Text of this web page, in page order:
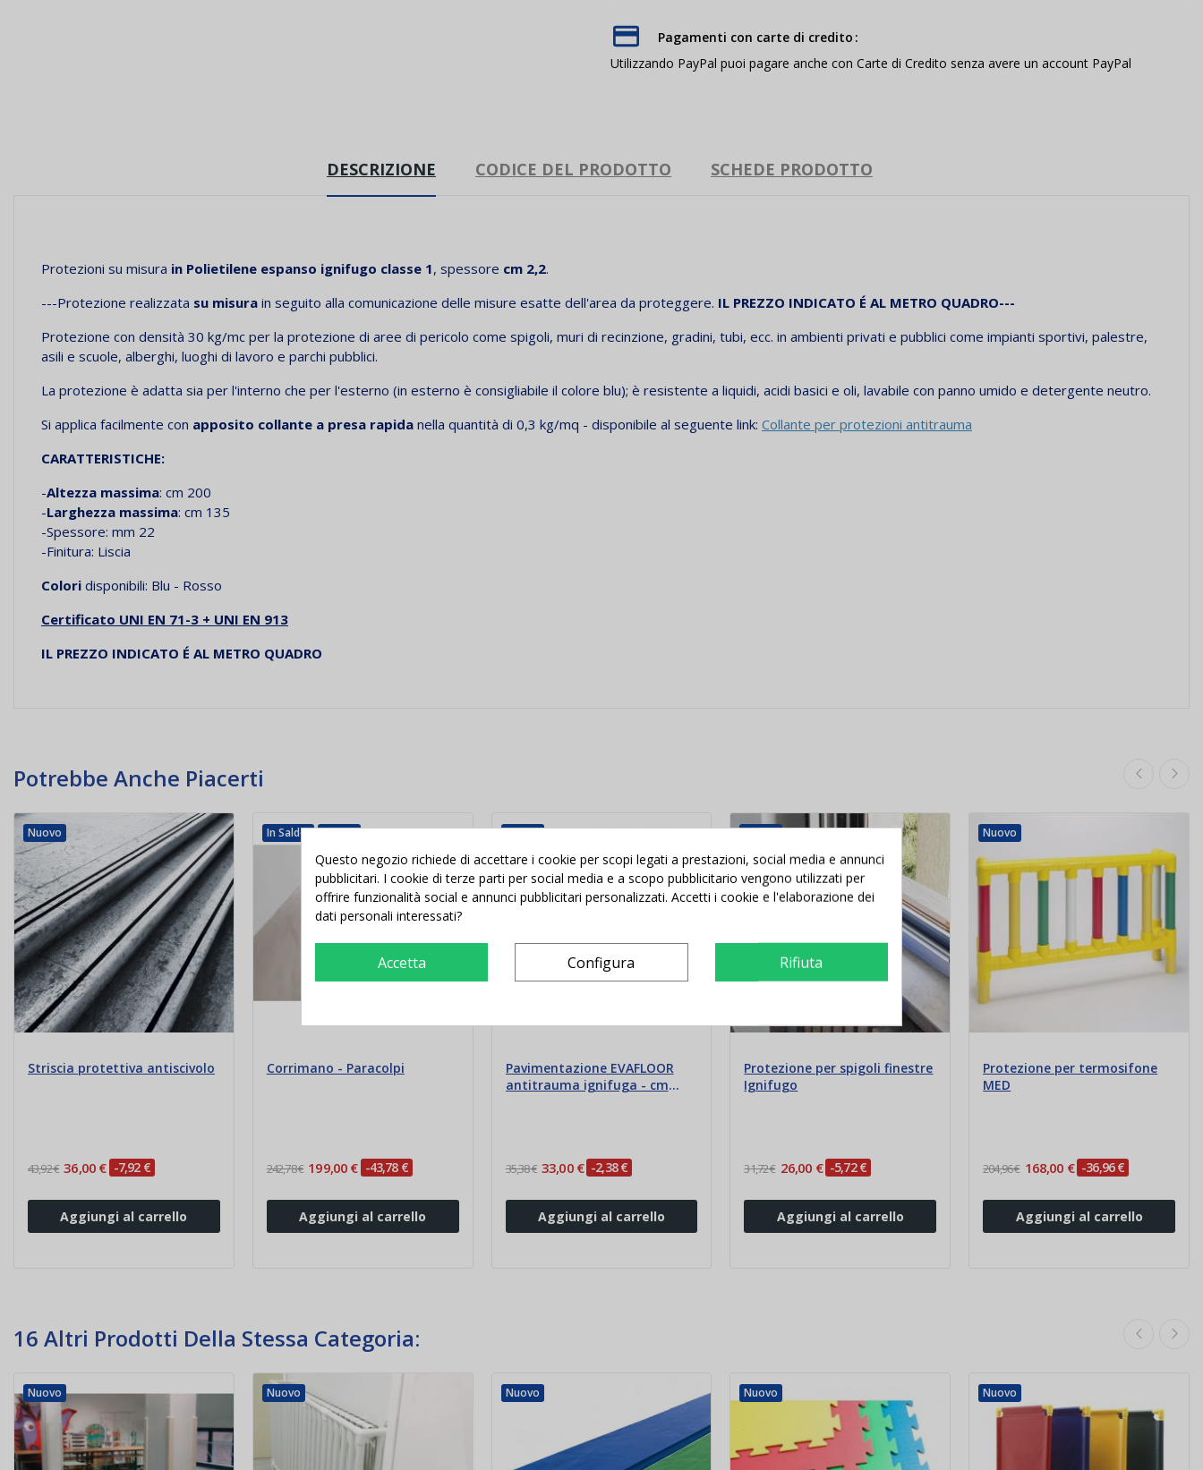
Pagamenti con carte di credito
Utilizzando PayPal puoi pagare anche con Carte di Credito senza avere un account PayPal
DESCRIZIONE CODICE DEL PRODOTTO SCHEDE PRODOTTO
Protezioni su misura in Polietilene espanso ignifugo classe 1, spessore cm 2,2.
---Protezione realizzata su misura in seguito alla comunicazione delle misure esatte dell'area da proteggere. IL PREZZO INDICATO É AL METRO QUADRO---
Protezione con densità 30 kg/mc per la protezione di aree di pericolo come spigoli, muri di recinzione, gradini, tubi, ecc. in ambienti privati e pubblici come impianti sportivi, palestre,
asili e scuole, alberghi, luoghi di lavoro e parchi pubblici.
La protezione è adatta sia per l'interno che per l'esterno (in esterno è consigliabile il colore blu); è resistente a liquidi, acidi basici e oli, lavabile con panno umido e detergente neutro.
Si applica facilmente con apposito collante a presa rapida nella quantità di 0,3 kg/mq - disponibile al seguente link: Collante per protezioni antitrauma
CARATTERISTICHE:
-Altezza massima: cm 200
-Larghezza massima: cm 135
-Spessore: mm 22
-Finitura: Liscia
Colori disponibili: Blu - Rosso
Certificato UNI EN 71-3 + UNI EN 913
IL PREZZO INDICATO É AL METRO QUADRO
Potrebbe Anche Piacerti
Nuovo
Striscia protettiva antiscivolo
43,92 € 36,00 € -7,92 €
Aggiungi al carrello
In Saldo! Nuovo
Corrimano - Paracolpi
242,78 € 199,00 € -43,78 €
Aggiungi al carrello
Nuovo
Pavimentazione EVAFLOOR
antitrauma ignifuga - cm
35,38 € 33,00 € -2,38 €
Aggiungi al carrello
Nuovo
Protezione per spigoli finestre
Ignifugo
31,72 € 26,00 € -5,72 €
Aggiungi al carrello
Nuovo
Protezione per termosifone
MED
204,96 € 168,00 € -36,96 €
Aggiungi al carrello
16 Altri Prodotti Della Stessa Categoria:
Nuovo Nuovo Nuovo Nuovo Nuovo
Questo negozio richiede di accettare i cookie per scopi legati a prestazioni, social media e annunci
pubblicitari. I cookie di terze parti per social media e a scopo pubblicitario vengono utilizzati per
offrire funzionalità social e annunci pubblicitari personalizzati. Accetti i cookie e l'elaborazione dei
dati personali interessati?
Accetta Configura Rifiuta